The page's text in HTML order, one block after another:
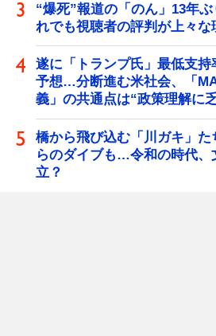
“爆死”報道の「のん」13年
れでも視聴者の評判が上々な
遂に「トランプ氏」最低支
予想…分断進む米社会、「
義」の共通点は“政策理解に
橋から飛び込む「川ガキ」
らのダイブも…令和の時代、
立？